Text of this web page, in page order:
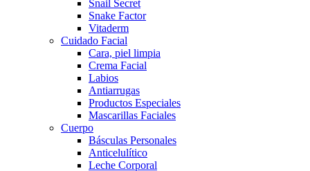
Snail Secret
Snake Factor
Vitaderm
Cuidado Facial
Cara, piel limpia
Crema Facial
Labios
Antiarrugas
Productos Especiales
Mascarillas Faciales
Cuerpo
Básculas Personales
Anticelulítico
Leche Corporal